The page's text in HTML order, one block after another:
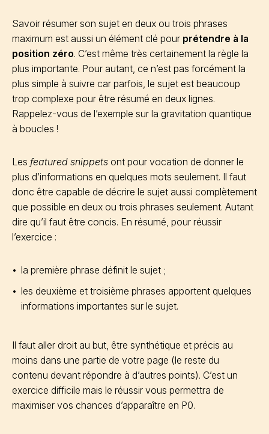
Savoir résumer son sujet en deux ou trois phrases
maximum est aussi un élément clé pour prétendre à la
position zéro. C’est même très certainement la règle la
plus importante. Pour autant, ce n’est pas forcément la
plus simple à suivre car parfois, le sujet est beaucoup
trop complexe pour être résumé en deux lignes.
Rappelez-vous de l’exemple sur la gravitation quantique
à boucles !
Les featured snippets ont pour vocation de donner le
plus d’informations en quelques mots seulement. Il faut
donc être capable de décrire le sujet aussi complètement
que possible en deux ou trois phrases seulement. Autant
dire qu’il faut être concis. En résumé, pour réussir
l’exercice :
la première phrase définit le sujet ;
les deuxième et troisième phrases apportent quelques
informations importantes sur le sujet.
Il faut aller droit au but, être synthétique et précis au
moins dans une partie de votre page (le reste du
contenu devant répondre à d’autres points). C’est un
exercice difficile mais le réussir vous permettra de
maximiser vos chances d’apparaître en P0.